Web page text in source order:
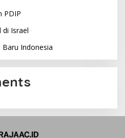
PDIP
di Israel
Indonesia